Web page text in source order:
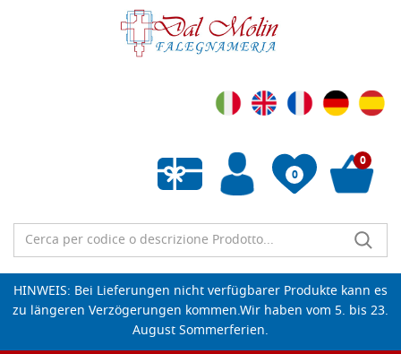
0
Wunschliste leeren
0
HINWEIS: Bei Lieferungen nicht verfügbarer Produkte kann es
zu längeren Verzögerungen kommen.Wir haben vom 5. bis 23.
August Sommerferien.